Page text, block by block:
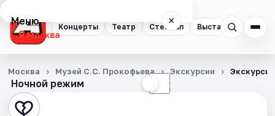
Концерты Театр Стендап Выставки
Меню ×
Москва
Концерты
Театр
Ночной режим ☾
Москва Музей С.С. Прокофьева Экскурсии